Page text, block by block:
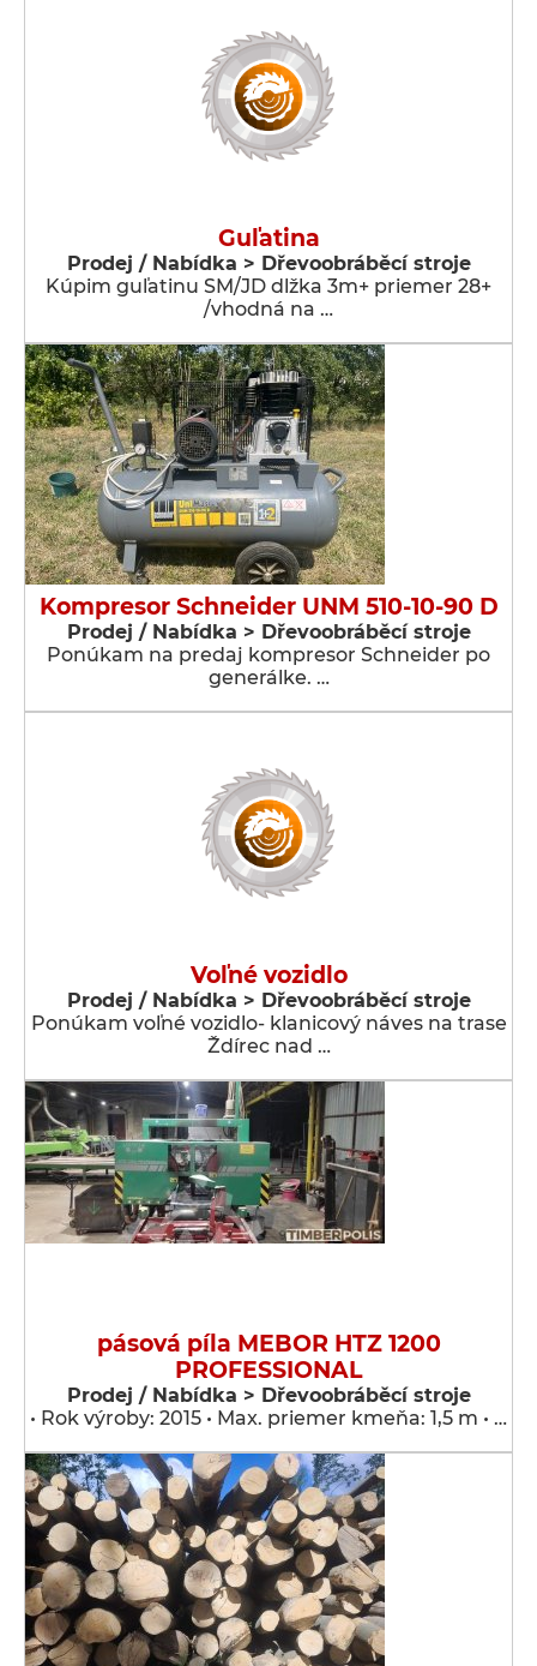
Guľatina
Prodej / Nabídka > Dřevoobráběcí stroje
Kúpim guľatinu SM/JD dlžka 3m+ priemer 28+
/vhodná na …
Kompresor Schneider UNM 510-10-90 D
Prodej / Nabídka > Dřevoobráběcí stroje
Ponúkam na predaj kompresor Schneider po
generálke. …
Voľné vozidlo
Prodej / Nabídka > Dřevoobráběcí stroje
Ponúkam voľné vozidlo- klanicový náves na trase
Ždírec nad …
pásová píla MEBOR HTZ 1200
PROFESSIONAL
Prodej / Nabídka > Dřevoobráběcí stroje
• Rok výroby: 2015 • Max. priemer kmeňa: 1,5 m • …